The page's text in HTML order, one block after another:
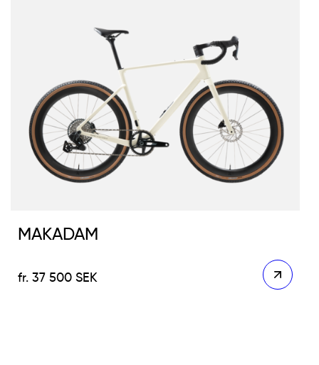
MAKADAM
37 500SEK